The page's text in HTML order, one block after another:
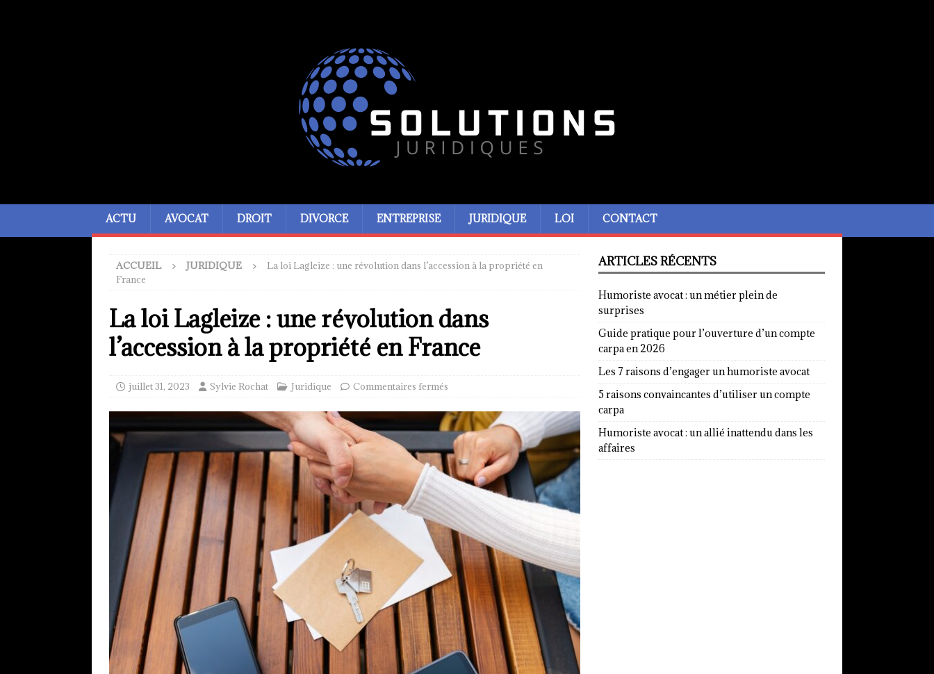
ACTU AVOCAT DROIT DIVORCE ENTREPRISE JURIDIQUE LOI CONTACT
ACCUEIL JURIDIQUE
La loi Lagleize : une révolution dans l’accession à la propriété en
France
La loi Lagleize : une révolution dans
l’accession à la propriété en France
juillet 31, 2023 Sylvie Rochat Juridique Commentaires fermés
ARTICLES RÉCENTS
Humoriste avocat : un métier plein de
surprises
Guide pratique pour l’ouverture d’un compte
carpa en 2026
Les 7 raisons d’engager un humoriste avocat
5 raisons convaincantes d’utiliser un compte
carpa
Humoriste avocat : un allié inattendu dans les
affaires